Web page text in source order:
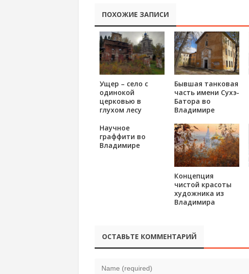
ПОХОЖИЕ ЗАПИСИ
Ущер – село с
одинокой
церковью в
глухом лесу
Бывшая танковая
часть имени Сухэ-
Батора во
Владимире
Научное
граффити во
Владимире
Концепция
чистой красоты
художника из
Владимира
ОСТАВЬТЕ КОММЕНТАРИЙ